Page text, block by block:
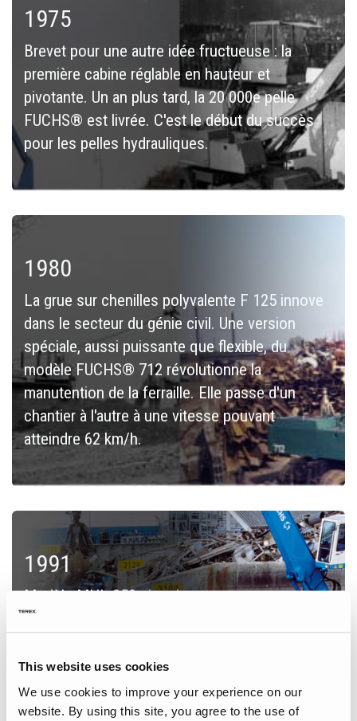
This website uses cookies
We use cookies to improve your experience on our
website. By using this site, you agree to the use of
1975
Brevet pour une autre idée fructueuse : la
première cabine réglable en hauteur et
pivotante. Un an plus tard, la 20 000e pelle
FUCHS® est livrée. C'est le début du succès
pour les pelles hydrauliques.
1980
La grue sur chenilles polyvalente F 125 innove
dans le secteur du génie civil. Une version
spéciale, aussi puissante que flexible, du
modèle FUCHS® 712 révolutionne la
manutention de la ferraille. Elle passe d'un
chantier à l'autre à une vitesse pouvant
atteindre 62 km/h.
1991
Modèle MHL 350 pionnier.